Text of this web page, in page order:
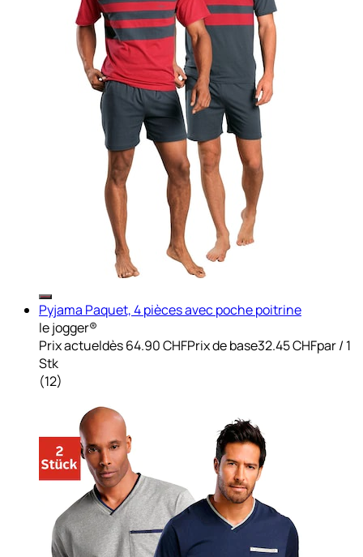
Pyjama Paquet, 4 pièces avec poche poitrine
le jogger®
Prix actueldès64.90 CHFPrix de base32.45 CHFpar/ 1
Stk
(12)